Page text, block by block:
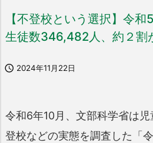
【不登校という選択】令
生徒数346,482人、約２割
 2024年11月22日
令和6年10月、文部科学省は
登校などの実態を調査した「